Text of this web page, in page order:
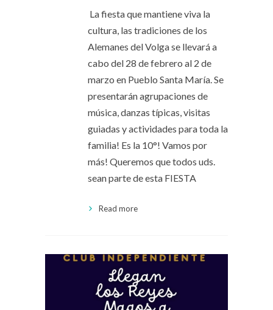
La fiesta que mantiene viva la
cultura, las tradiciones de los
Alemanes del Volga se llevará a
cabo del 28 de febrero al 2 de
marzo en Pueblo Santa María. Se
presentarán agrupaciones de
música, danzas típicas, visitas
guiadas y actividades para toda la
familia! Es la 10°! Vamos por
más! Queremos que todos uds.
sean parte de esta FIESTA
Read more